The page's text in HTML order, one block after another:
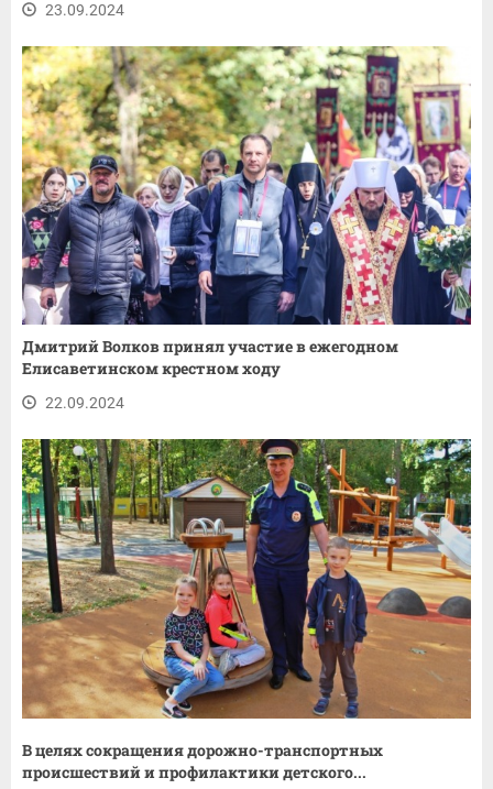
23.09.2024
Дмитрий Волков принял участие в ежегодном
Елисаветинском крестном ходу
22.09.2024
В целях сокращения дорожно-транспортных
происшествий и профилактики детского...